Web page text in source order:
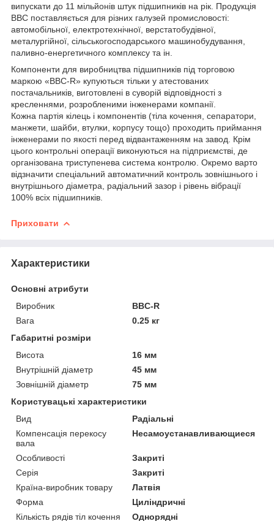
випускати до 11 мільйонів штук підшипників на рік. Продукція
ВВС поставляється для різних галузей промисловості:
автомобільної, електротехнічної, верстатобудівної,
металургійної, сільськогосподарського машинобудування,
паливно-енергетичного комплексу та ін.
Компоненти для виробництва підшипників під торговою
маркою «BBC-R» купуються тільки у атестованих
постачальників, виготовлені в суворій відповідності з
кресленнями, розробленими інженерами компанії.
Кожна партія кілець і компонентів (тіла кочення, сепаратори,
манжети, шайби, втулки, корпусу тощо) проходить приймання
інженерами по якості перед відвантаженням на завод. Крім
цього контрольні операції виконуються на підприємстві, де
організована триступенева система контролю. Окремо варто
відзначити спеціальний автоматичний контроль зовнішнього і
внутрішнього діаметра, радіальний зазор і рівень вібрації
100% всіх підшипників.
Приховати
Характеристики
Основні атрибути
Виробник
BBC-R
Вага
0.25 кг
Габаритні розміри
Висота
16 мм
Внутрішній діаметр
45 мм
Зовнішній діаметр
75 мм
Користувацькi характеристики
Вид
Радіальні
Компенсація перекосу
вала
Несамоустанавливающиеся
Особливості
Закриті
Серія
Закриті
Країна-виробник товару
Латвія
Форма
Циліндричні
Кількість рядів тіл кочення
Однорядні